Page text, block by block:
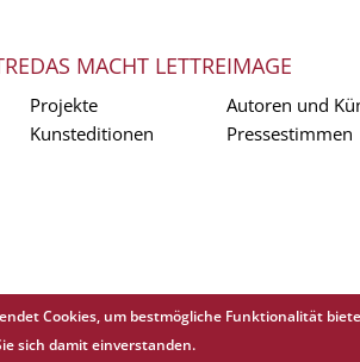
DAS MACHT LETTRE
Projekte
Kunsteditionen
IMAGE
Autoren und
Pressestimmen
All rights reserved.
Cookies, um bestmögliche Funktionalität
sich damit einverstanden.